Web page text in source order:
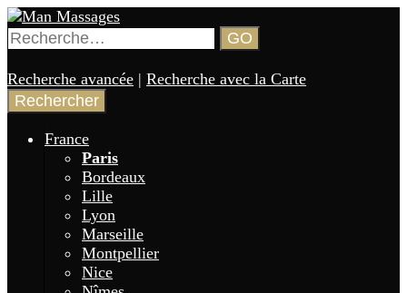
Aller
au
contenu
principal
Man Massages
Rechercher : GO
Recherche avancée | Recherche avec la Carte
France
Paris
Bordeaux
Lille
Lyon
Marseille
Montpellier
Nice